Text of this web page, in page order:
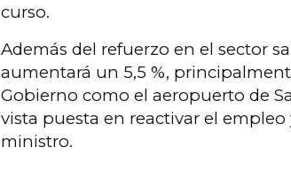
curso.
Además del refuerzo en el sector
aumentará un 5,5 %,
Gobierno como el aeropuerto de
vista puesta en reactivar el
ministro.